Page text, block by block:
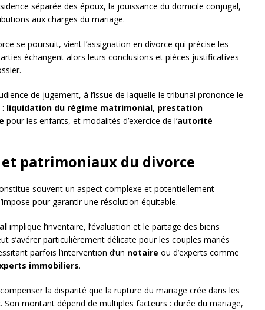
séparée des époux, la jouissance du domicile conjugal,
aux charges du mariage.
se poursuit, vient l’assignation en divorce qui précise les
échangent alors leurs conclusions et pièces justificatives
de jugement, à l’issue de laquelle le tribunal prononce le
liquidation du régime matrimonial, prestation
pour les enfants, et modalités d’exercice de l’autorité
patrimoniaux du divorce
souvent un aspect complexe et potentiellement
pour garantir une résolution équitable.
implique l’inventaire, l’évaluation et le partage des biens
s’avérer particulièrement délicate pour les couples mariés
parfois l’intervention d’un notaire ou d’experts comme
immobiliers.
la disparité que la rupture du mariage crée dans les
montant dépend de multiples facteurs : durée du mariage,